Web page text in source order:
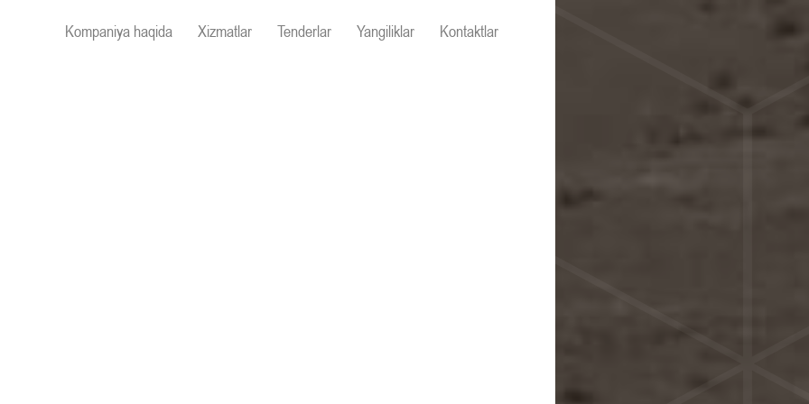
Kompaniya haqida Xizmatlar Tenderlar Yangiliklar Kontaktlar